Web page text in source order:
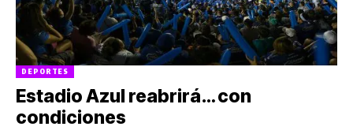
DEPORTES
Estadio Azul reabrirá… con
condiciones